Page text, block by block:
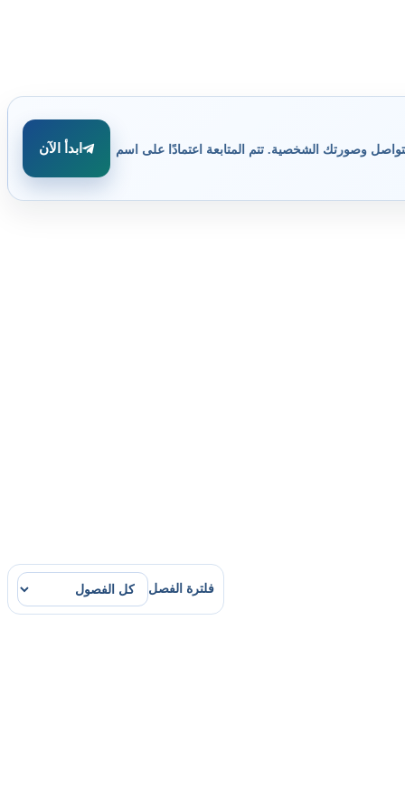
وصورتك الشخصية. تتم المتابعة اعتمادًا على اسم ابدأ الآن
فلترة الفصل